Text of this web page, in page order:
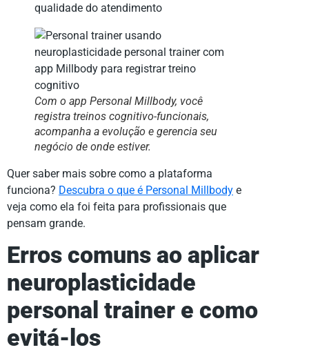
qualidade do atendimento
Com o app Personal Millbody, você
registra treinos cognitivo-funcionais,
acompanha a evolução e gerencia seu
negócio de onde estiver.
Quer saber mais sobre como a plataforma
funciona? Descubra o que é Personal Millbody e
veja como ela foi feita para profissionais que
pensam grande.
Erros comuns ao aplicar
neuroplasticidade
personal trainer e como
evitá-los